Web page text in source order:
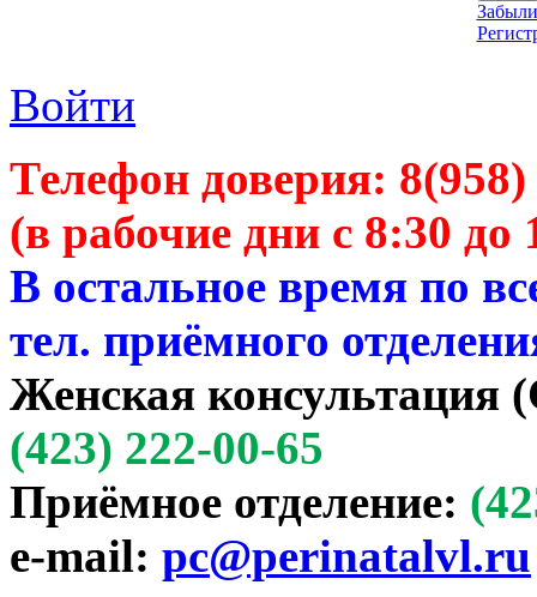
Войти
Телефон доверия:
(в рабочие дни с 8:30 до
В остальное время по
тел. приёмного
Женская консультация
(423) 222-00-65
Приёмное отделение:
e-mail: pc@perinatalvl.ru